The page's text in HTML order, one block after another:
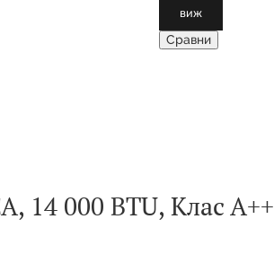
виж
Сравни
14 000 BTU, Клас А++